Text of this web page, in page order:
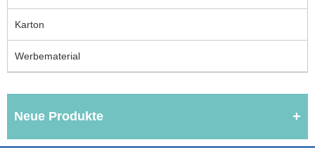
Karton
Werbematerial
Neue Produkte